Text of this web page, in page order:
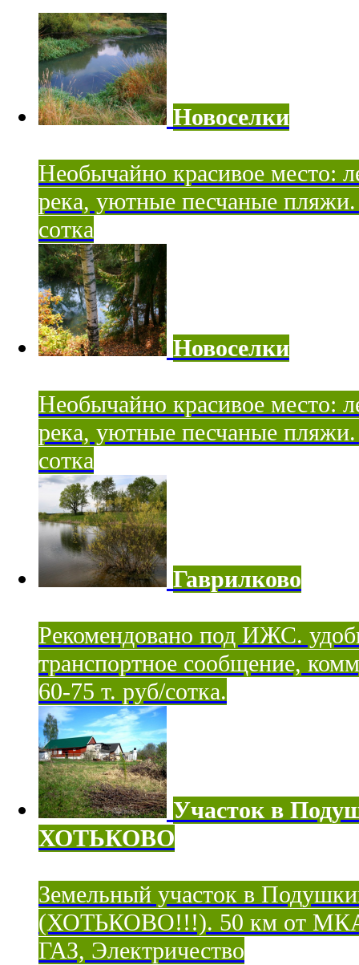
Новоселки
Необычайно красивое место:
река, уютные песчаные
сотка
Новоселки
Необычайно красивое место:
река, уютные песчаные
сотка
Гаврилково
Рекомендовано под ИЖС.
транспортное сообщение,
60-75 т. руб/сотка.
Участок в
ХОТЬКОВО
Земельный участок в
(ХОТЬКОВО!!!). 50 км от
ГАЗ, Электричество